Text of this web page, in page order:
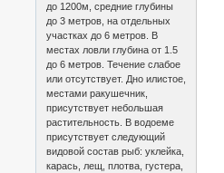
до 1200м, средние глубины
до 3 метров, на отдельных
участках до 6 метров. В
местах ловли глубина от 1.5
до 6 метров. Течение слабое
или отсутствует. Дно илистое,
местами ракушечник,
присутствует небольшая
растительность. В водоеме
присутствует следующий
видовой состав рыб: уклейка,
карась, лещ, плотва, густера,